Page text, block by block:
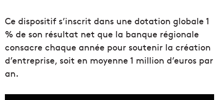
Ce dispositif s’inscrit dans une dotation globale 1
% de son résultat net que la banque régionale
consacre chaque année pour soutenir la création
d’entreprise, soit en moyenne 1 million d’euros par
an.